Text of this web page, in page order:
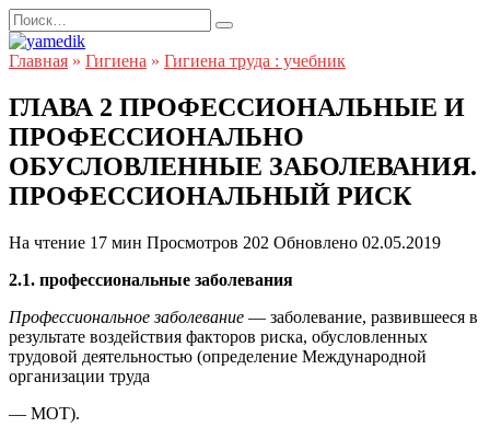
Перейти
к
содержанию
Search
for:
Главная » Гигиена » Гигиена труда : учебник
ГЛАВА 2 ПРОФЕССИОНАЛЬНЫЕ И
ПРОФЕССИОНАЛЬНО
ОБУСЛОВЛЕННЫЕ ЗАБОЛЕВАНИЯ.
ПРОФЕССИОНАЛЬНЫЙ РИСК
На чтение 17 мин Просмотров 202 Обновлено 02.05.2019
2.1. профессиональные заболевания
Профессиональное заболевание — заболевание, развившееся в
результате воздействия факторов риска, обусловленных
трудовой деятельностью (определение Международной
организации труда
— МОТ).